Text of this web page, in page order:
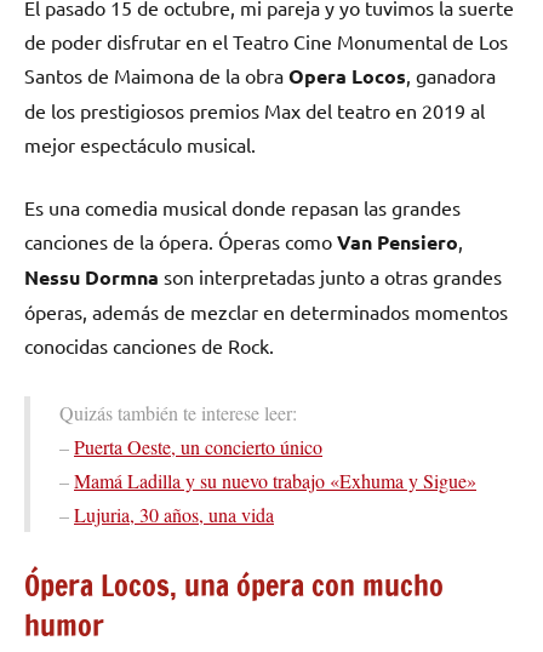
El pasado 15 de octubre, mi pareja y yo tuvimos la suerte
de poder disfrutar en el Teatro Cine Monumental de Los
Santos de Maimona de la obra Opera Locos , ganadora
de los prestigiosos premios Max del teatro en 2019 al
mejor espectáculo musical.
Es una comedia musical donde repasan las grandes
canciones de la ópera. Óperas como Van Pensiero
Nessu Dormna son interpretadas junto a otras grandes
óperas, además de mezclar en determinados momentos
conocidas canciones de Rock.
Quizás también te interese leer:
–Puerta Oeste, un concierto único
–Mamá Ladilla y su nuevo trabajo «Exhuma y Sigue»
–Lujuria, 30 años, una vida
Ópera Locos, una ópera con mucho
humor